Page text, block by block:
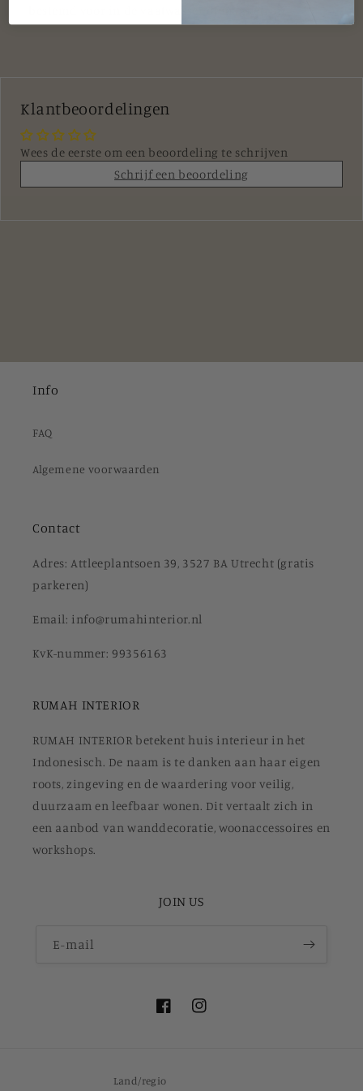
Klantbeoordelingen
Wees de eerste om een beoordeling te schrijven
Schrijf een beoordeling
Info
FAQ
Algemene voorwaarden
Contact
Adres: Attleeplantsoen 39, 3527 BA Utrecht (gratis
parkeren)
Email: info@rumahinterior.nl
KvK-nummer: 99356163
RUMAH INTERIOR
RUMAH INTERIOR betekent huis interieur in het
Indonesisch. De naam is te danken aan haar eigen
roots, zingeving en de waardering voor veilig,
duurzaam en leefbaar wonen. Dit vertaalt zich in
een aanbod van wanddecoratie, woonaccessoires en
workshops.
JOIN US
E‑mail
FacebookInstagram
Land/regio